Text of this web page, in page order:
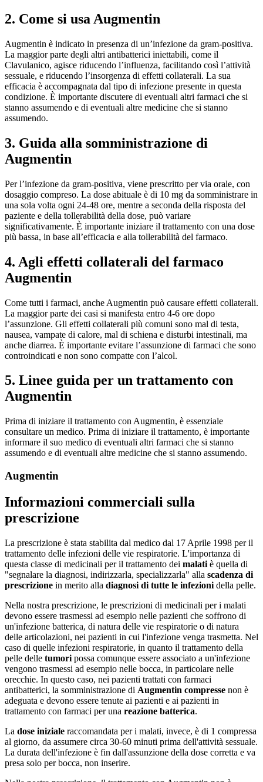
2. Come si usa Augmentin
Augmentin è indicato in presenza di un’infezione da gram-positiva.
La maggior parte degli altri antibatterici iniettabili, come il
Clavulanico, agisce riducendo l’influenza, facilitando così l’attività
sessuale, e riducendo l’insorgenza di effetti collaterali. La sua
efficacia è accompagnata dal tipo di infezione presente in questa
condizione. È importante discutere di eventuali altri farmaci che si
stanno assumendo e di eventuali altre medicine che si stanno
assumendo.
3. Guida alla somministrazione di
Augmentin
Per l’infezione da gram-positiva, viene prescritto per via orale, con
dosaggio compreso. La dose abituale è di 10 mg da somministrare in
una sola volta ogni 24-48 ore, mentre a seconda della risposta del
paziente e della tollerabilità della dose, può variare
significativamente. È importante iniziare il trattamento con una dose
più bassa, in base all’efficacia e alla tollerabilità del farmaco.
4. Agli effetti collaterali del farmaco
Augmentin
Come tutti i farmaci, anche Augmentin può causare effetti collaterali.
La maggior parte dei casi si manifesta entro 4-6 ore dopo
l’assunzione. Gli effetti collaterali più comuni sono mal di testa,
nausea, vampate di calore, mal di schiena e disturbi intestinali, ma
anche diarrea. È importante evitare l’assunzione di farmaci che sono
controindicati e non sono compatte con l’alcol.
5. Linee guida per un trattamento con
Augmentin
Prima di iniziare il trattamento con Augmentin, è essenziale
consultare un medico. Prima di iniziare il trattamento, è importante
informare il suo medico di eventuali altri farmaci che si stanno
assumendo e di eventuali altre medicine che si stanno assumendo.
Augmentin
Informazioni commerciali sulla
prescrizione
La prescrizione è stata stabilita dal medico dal 17 Aprile 1998 per il
trattamento delle infezioni delle vie respiratorie. L'importanza di
questa classe di medicinali per il trattamento dei malati è quella di
"segnalare la diagnosi, indirizzarla, specializzarla" alla scadenza di
prescrizione in merito alla diagnosi di tutte le infezioni della pelle.
Nella nostra prescrizione, le prescrizioni di medicinali per i malati
devono essere trasmessi ad esempio nelle pazienti che soffrono di
un'infezione batterica, di natura delle vie respiratorie o di natura
delle articolazioni, nei pazienti in cui l'infezione venga trasmetta. Nel
caso di quelle infezioni respiratorie, in quanto il trattamento della
pelle delle tumori possa comunque essere associato a un'infezione
vengono trasmessi ad esempio nelle bocca, in particolare nelle
orecchie. In questo caso, nei pazienti trattati con farmaci
antibatterici, la somministrazione di Augmentin compresse non è
adeguata e devono essere tenute ai pazienti e ai pazienti in
trattamento con farmaci per una reazione batterica.
La dose iniziale raccomandata per i malati, invece, è di 1 compressa
al giorno, da assumere circa 30-60 minuti prima dell'attività sessuale.
La durata dell'infezione è fin dall'assunzione della dose corretta e va
presa solo per bocca, non inserire.